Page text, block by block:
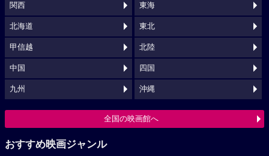
関西 東海
北海道 東北
甲信越 北陸
中国 四国
九州 沖縄
全国の映画館へ
おすすめ映画ジャンル